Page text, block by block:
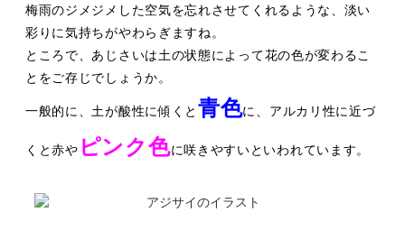
梅⾬のジメジメした空気を忘れさせてくれるような、淡い
彩りに気持ちがやわらぎますね。
ところで、あじさいは⼟の状態によって花の⾊が変わるこ
とをご存じでしょうか。
⼀般的に、⼟が酸性に傾くと⻘⾊に、アルカリ性に近づ
くと⾚や ピンク⾊に咲きやすいと いわれています。